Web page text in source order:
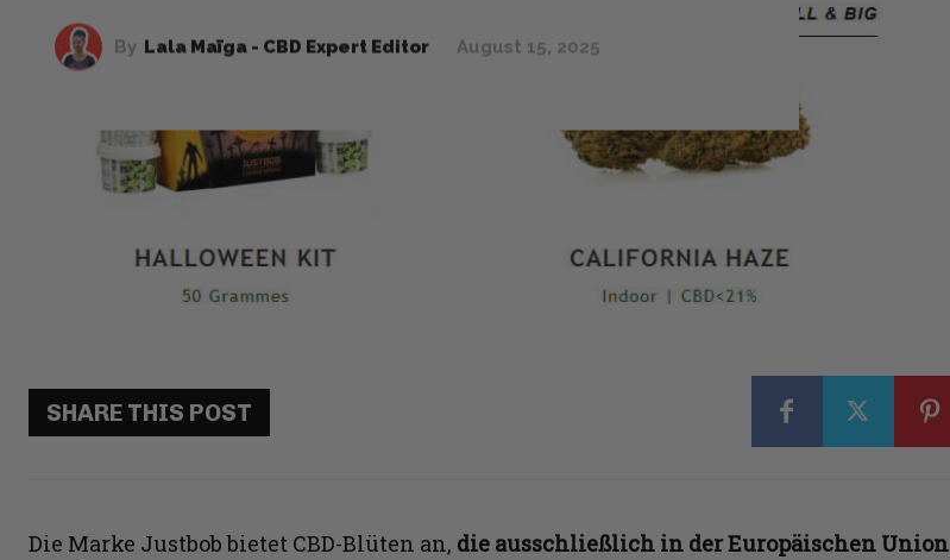
By Lala Maïga - CBD Expert Editor August 15, 2025
SHARE THIS POST
Die Marke Justbob bietet CBD-Blüten an, die ausschließlich in der Europäischen Union